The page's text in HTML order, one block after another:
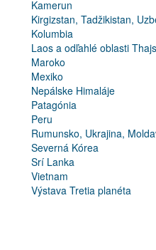
Kamerun
Kirgizstan, Tadžikistan,
Kolumbia
Laos a odľahlé oblasti
Maroko
Mexiko
Nepálske Himaláje
Patagónia
Peru
Rumunsko, Ukrajina,
Severná Kórea
Srí Lanka
Vietnam
Výstava Tretia planéta